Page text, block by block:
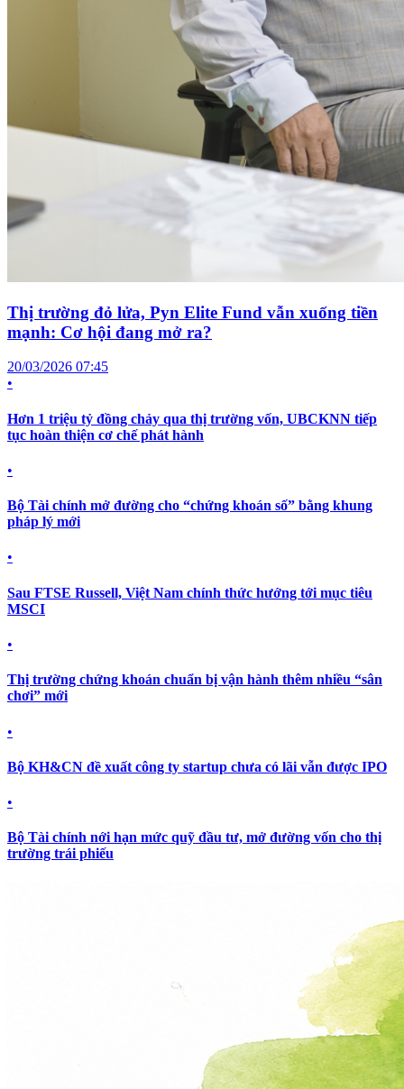
Thị trường đỏ lửa, Pyn Elite Fund vẫn xuống tiền
mạnh: Cơ hội đang mở ra?
20/03/2026 07:45
•
Hơn 1 triệu tỷ đồng chảy qua thị trường vốn, UBCKNN tiếp
tục hoàn thiện cơ chế phát hành
•
Bộ Tài chính mở đường cho “chứng khoán số” bằng khung
pháp lý mới
•
Sau FTSE Russell, Việt Nam chính thức hướng tới mục tiêu
MSCI
•
Thị trường chứng khoán chuẩn bị vận hành thêm nhiều “sân
chơi” mới
•
Bộ KH&CN đề xuất công ty startup chưa có lãi vẫn được IPO
•
Bộ Tài chính nới hạn mức quỹ đầu tư, mở đường vốn cho thị
trường trái phiếu